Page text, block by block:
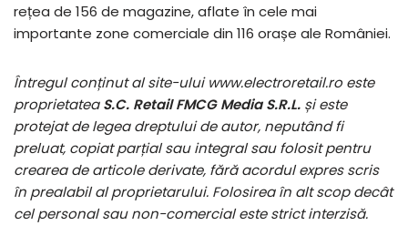
rețea de 156 de magazine, aflate în cele mai
importante zone comerciale din 116 orașe ale României.
Întregul conținut al site-ului www.electroretail.ro este
proprietateaS.C. Retail FMCG Media S.R.L. și este
protejat de legea dreptului de autor, neputând fi
preluat, copiat parțial sau integral sau folosit pentru
crearea de articole derivate, fără acordul expres scris
în prealabil al proprietarului. Folosirea în alt scop decât
cel personal sau non-comercial este strict interzisă.